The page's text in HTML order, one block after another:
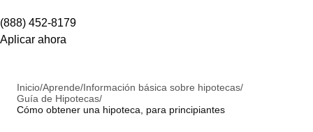
(888) 452-8179
Aplicar ahora
Inicio/Aprende/Información básica sobre hipotecas/
Guía de Hipotecas/
Cómo obtener una hipoteca, para principiantes